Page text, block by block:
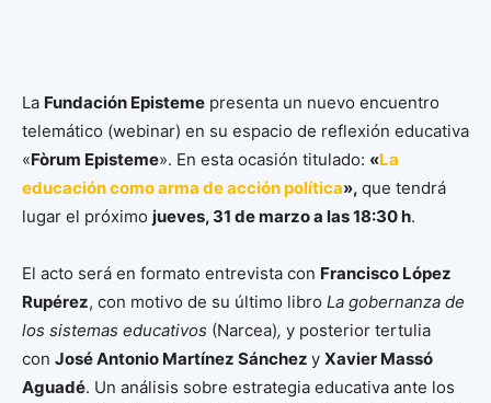
La Fundación Episteme presenta un nuevo encuentro
telemático (webinar) en su espacio de reflexión educativa
«Fòrum Episteme». En esta ocasión titulado: «La
educación como arma de acción política», que tendrá
lugar el próximo jueves, 31 de marzo a las 18:30 h.
El acto será en formato entrevista con Francisco López
Rupérez, con motivo de su último libro La gobernanza de
los sistemas educativos (Narcea), y posterior tertulia
con José Antonio Martínez Sánchez y Xavier Massó
Aguadé. Un análisis sobre estrategia educativa ante los